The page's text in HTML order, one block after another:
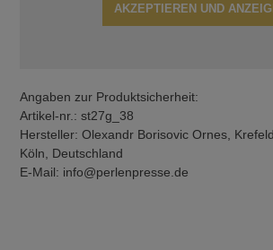
AKZEPTIEREN UND
Angaben zur Produktsicherheit:
Artikel-nr.: st27g_38
Hersteller: Olexandr Borisovic Ornes,
Köln, Deutschland
E-Mail: info@perlenpresse.de